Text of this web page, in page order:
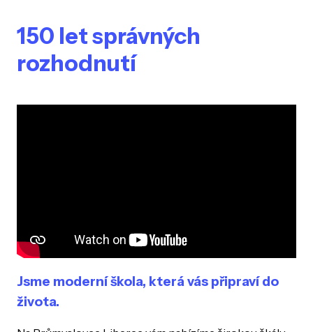
150 let správných
rozhodnutí
Jsme moderní škola, která vás připraví do
života.